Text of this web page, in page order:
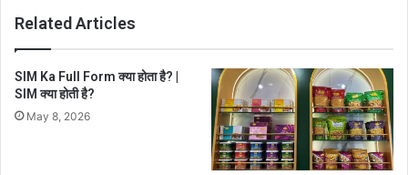
Related Articles
SIM Ka Full Form क्या होता है? |
SIM क्या होती है?
May 8, 2026